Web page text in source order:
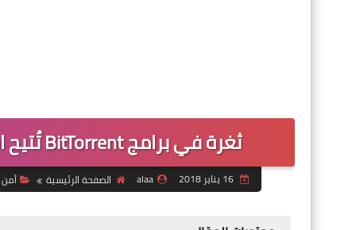
ثغرة في برامج BitTorrent تُتيح اختراق جهاز المُستخدم والتحكّم به عن بُعد
alaa الصفحة الرئيسية